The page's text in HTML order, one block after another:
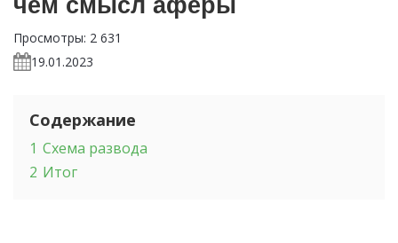
Просмотры: 2 631
19.01.2023
Содержание
1 Схема развода
2 Итог